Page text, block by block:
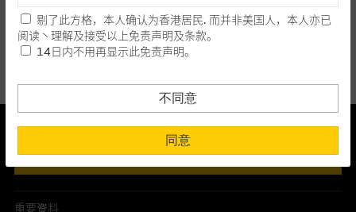
编号 相关资产 行使价 价格 升/跌(%)
27079 威高股份(认购) 7.21
本网站所载资料会随时更改，而不作另行通知，如阁下欲取麦格
理的资料，可直接联络本集团职员。
民使用，并不提供或发售予美国人。本网站内容无意要约或唆使
阁下购买证券丶基金单位或其他投资工具(不论在参考条款上或在
其他地方)，但清楚表明上述意图的个别段落则属例外。
提供网站内容的基准 － 使用时请考虑个人风险
供。惟麦格理集团并无核实所有网站内容，故就阁下的目的而
剔了此方格，本人确认为香港居民. 而并非美国人，本人亦已
阅读丶理解及接受以上免责声明及条款。
14日内不用再显示此免责声明。
不同意
同意
此内容来自我们在所示日期时认为可靠之来源，且均以真诚提供。然
而，Macquarie Capital Limited (CE No. AAC 534)(「 MCL 」)不作陈
亦不为资料的准确程度丶完整性及合时性负上责任。
风险披露及免责声明
重要资料